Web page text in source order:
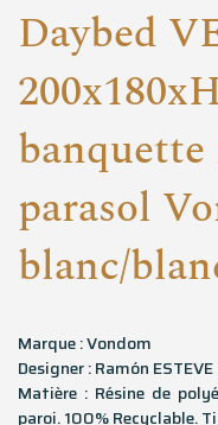
Daybed
parasol
blanc/
Marque : Vondom
Designer : Ramón ESTEVE
Matière : Résine de
paroi. 100% Recyclable.